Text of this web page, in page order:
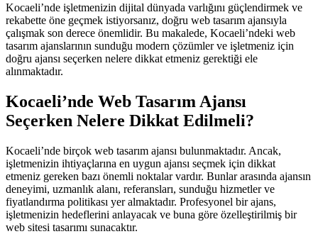
Kocaeli’nde işletmenizin dijital dünyada varlığını güçlendirmek ve
rekabette öne geçmek istiyorsanız, doğru web tasarım ajansıyla
çalışmak son derece önemlidir. Bu makalede, Kocaeli’ndeki web
tasarım ajanslarının sunduğu modern çözümler ve işletmeniz için
doğru ajansı seçerken nelere dikkat etmeniz gerektiği ele
alınmaktadır.
Kocaeli’nde Web Tasarım Ajansı
Seçerken Nelere Dikkat Edilmeli?
Kocaeli’nde birçok web tasarım ajansı bulunmaktadır. Ancak,
işletmenizin ihtiyaçlarına en uygun ajansı seçmek için dikkat
etmeniz gereken bazı önemli noktalar vardır. Bunlar arasında ajansın
deneyimi, uzmanlık alanı, referansları, sunduğu hizmetler ve
fiyatlandırma politikası yer almaktadır. Profesyonel bir ajans,
işletmenizin hedeflerini anlayacak ve buna göre özelleştirilmiş bir
web sitesi tasarımı sunacaktır.